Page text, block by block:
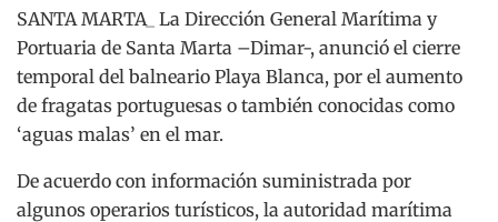
SANTA MARTA_ La Dirección General Marítima y
Portuaria de Santa Marta –Dimar-, anunció el cierre
temporal del balneario Playa Blanca, por el aumento
de fragatas portuguesas o también conocidas como
‘aguas malas’ en el mar.
De acuerdo con información suministrada por
algunos operarios turísticos, la autoridad marítima